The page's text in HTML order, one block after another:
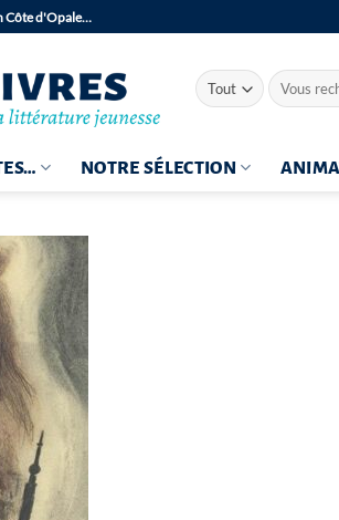
Côte d'Opale…
Recherche
pour :
NOTRE SÉLECTION